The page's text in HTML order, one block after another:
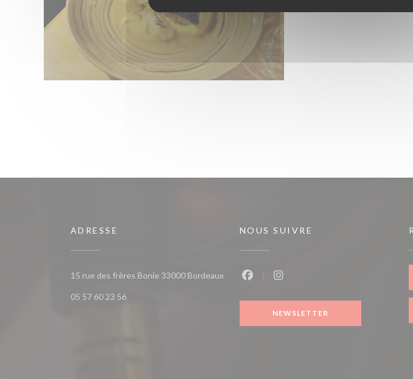
ADRESSE
15 rue des frères Bonie 33000 Bordeaux((ouvre une nouvelle fenêtre))
05 57 60 23 56
NOUS SUIVRE
NEWSLETTER